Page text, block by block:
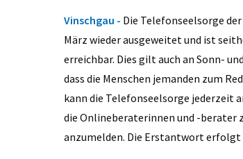
Vinschgau - Die Telefonseelsorge
März wieder ausgeweitet und ist
erreichbar. Dies gilt auch an Sonn-
dass die Menschen jemanden zum
kann die Telefonseelsorge jederzeit
die Onlineberaterinnen und -berater
anzumelden. Die Erstantwort erfolgt